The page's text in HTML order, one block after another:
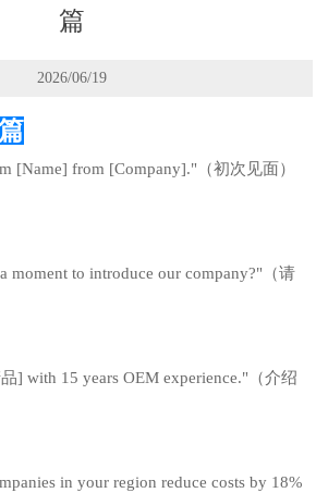
篇​
2026/06/19
[Name] from [Company]."（初次见面）
moment to introduce our company?"（请
] with 15 years OEM experience."（介绍
in your region reduce costs by 18%